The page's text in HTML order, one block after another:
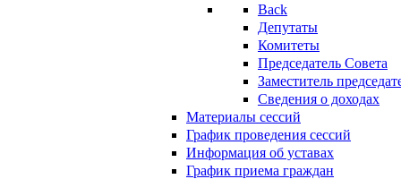
Back
Депутаты
Комитеты
Председатель Совета
Заместитель
Сведения о доходах
Материалы сессий
График проведения сессий
Информация об уставах
График приема граждан